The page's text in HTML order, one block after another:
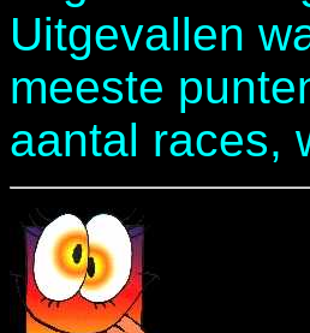
Uitgevallen
meeste
aantal races,